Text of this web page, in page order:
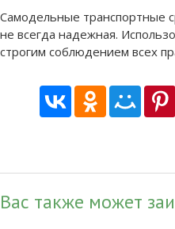
Самодельные транспортные
не всегда надежная.
строгим соблюдением всех
Вас также может